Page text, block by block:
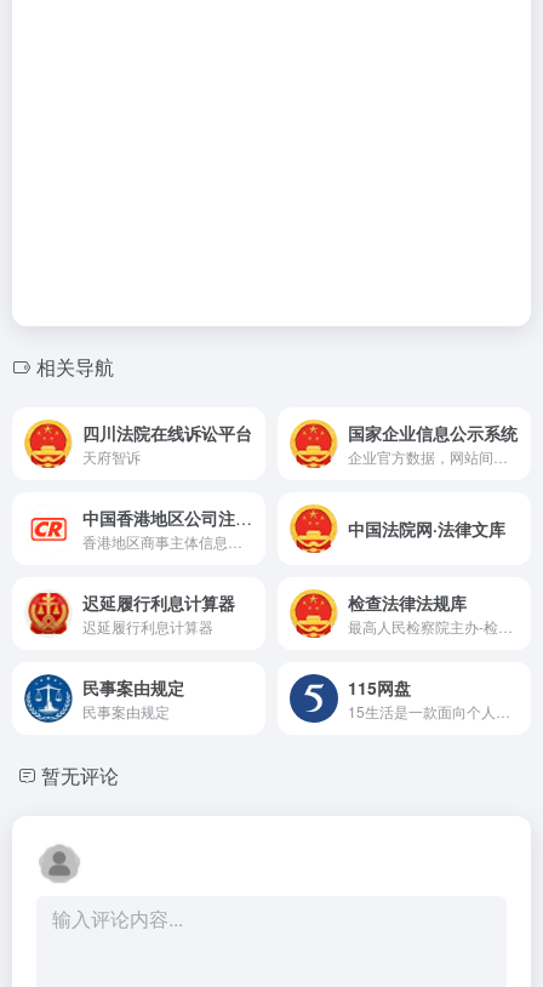
相关导航
四川法院在线诉讼平台
天府智诉
国家企业信息公示系统
中国香港地区公司注册处 中国法院网·法律文库
迟延履行利息计算器
迟延履行利息计算器
检查法律法规库
民事案由规定
民事案由规定
115网盘
暂无评论